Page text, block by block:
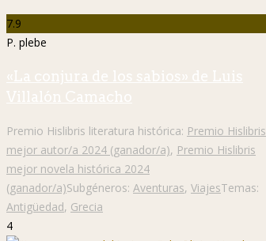
7.9
P. plebe
«La conjura de los sabios» de Luis
Villalón Camacho
Premio Hislibris literatura histórica: Premio Hislibris
mejor autor/a 2024 (ganador/a), Premio Hislibris
mejor novela histórica 2024
(ganador/a)Subgéneros: Aventuras, ViajesTemas:
Antigüedad, Grecia
4